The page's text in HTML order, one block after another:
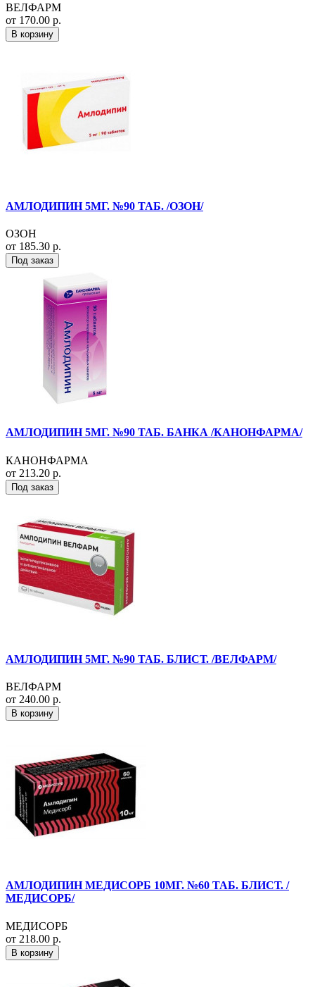
ВЕЛФАРМ
от 170.00 р.
В корзину
АМЛОДИПИН 5МГ. №90 ТАБ. /ОЗОН/
ОЗОН
от 185.30 р.
Под заказ
АМЛОДИПИН 5МГ. №90 ТАБ. БАНКА /КАНОНФАРМА/
КАНОНФАРМА
от 213.20 р.
Под заказ
АМЛОДИПИН 5МГ. №90 ТАБ. БЛИСТ. /ВЕЛФАРМ/
ВЕЛФАРМ
от 240.00 р.
В корзину
АМЛОДИПИН МЕДИСОРБ 10МГ. №60 ТАБ. БЛИСТ. /
МЕДИСОРБ/
МЕДИСОРБ
от 218.00 р.
В корзину